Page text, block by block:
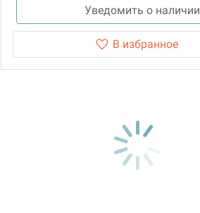
Уведомить о наличии
В избранное